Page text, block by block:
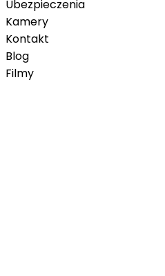
Ubezpieczenia
Kamery
Kontakt
Blog
Filmy